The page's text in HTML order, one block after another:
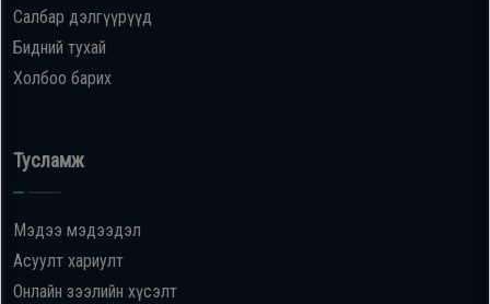
Салбар дэлгүүрүүд
Бидний тухай
Холбоо барих
Тусламж
Мэдээ мэдээдэл
Асуулт хариулт
Онлайн зээлийн хүсэлт